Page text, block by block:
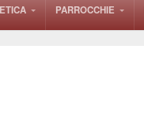
PARROCCHIE